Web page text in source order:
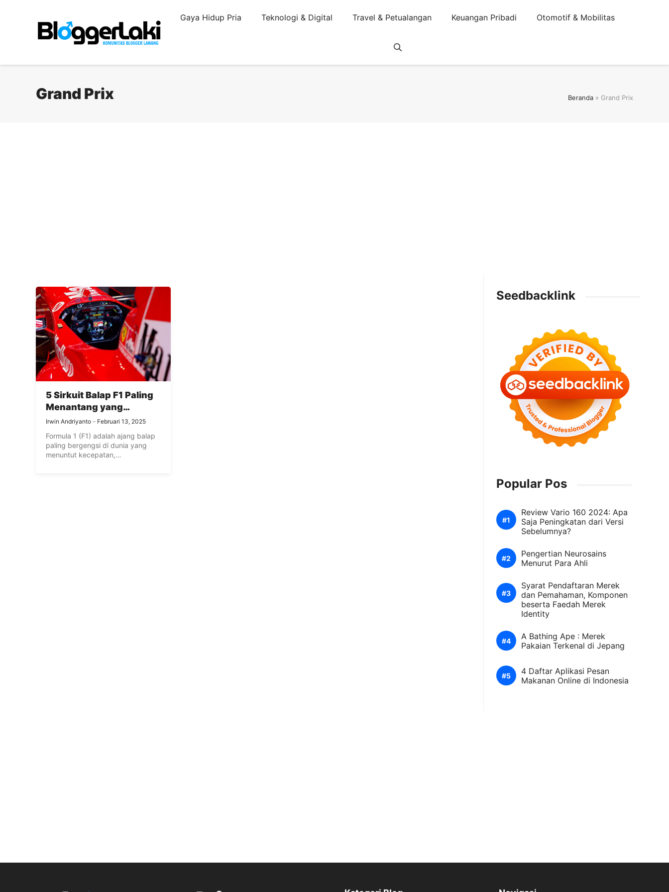
Gaya Hidup Pria Teknologi & Digital Travel & Petualangan Keuangan Pribadi Otomotif & Mobilitas
Grand Prix Beranda » Grand Prix
5 Sirkuit Balap F1 Paling
Menantang yang
Menguji Nyali Pembalap
Irwin Andriyanto Februari 13, 2025
Formula 1 (F1) adalah ajang balap
paling bergengsi di dunia yang
menuntut kecepatan,
Seedbacklink
Popular Pos
Review Vario 160 2024: Apa
Saja Peningkatan dari Versi
Sebelumnya?
Pengertian Neurosains
Menurut Para Ahli
Syarat Pendaftaran Merek
dan Pemahaman, Komponen
beserta Faedah Merek
Identity
A Bathing Ape : Merek
Pakaian Terkenal di Jepang
4 Daftar Aplikasi Pesan
Makanan Online di Indonesia